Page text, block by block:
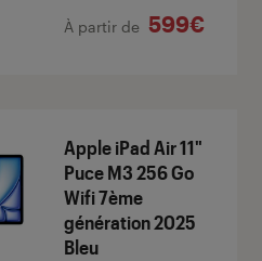
À partir de 599€
Apple iPad Air 11"
Puce M3 256 Go
Wifi 7ème
génération 2025
Bleu